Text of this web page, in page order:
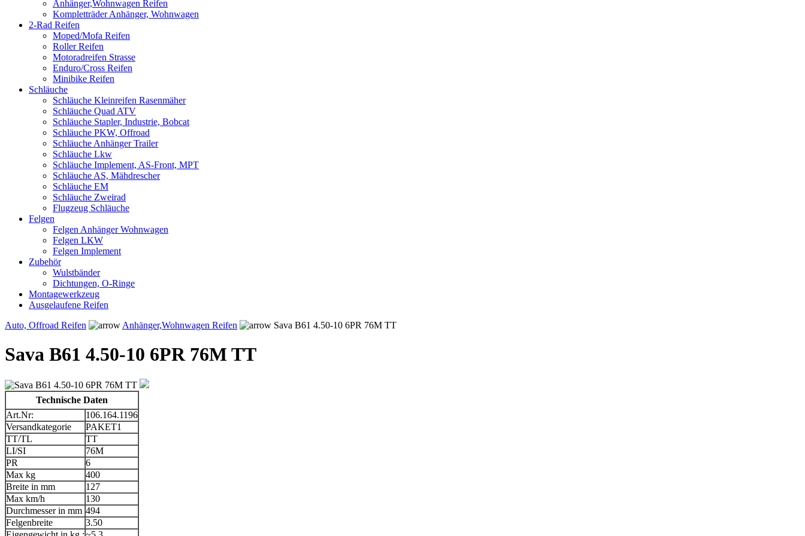
Anhänger,Wohnwagen Reifen
Kompletträder Anhänger, Wohnwagen
2-Rad Reifen
Moped/Mofa Reifen
Roller Reifen
Motoradreifen Strasse
Enduro/Cross Reifen
Minibike Reifen
Schläuche
Schläuche Kleinreifen Rasenmäher
Schläuche Quad ATV
Schläuche Stapler, Industrie, Bobcat
Schläuche PKW, Offroad
Schläuche Anhänger Trailer
Schläuche Lkw
Schläuche Implement, AS-Front, MPT
Schläuche AS, Mähdrescher
Schläuche EM
Schläuche Zweirad
Flugzeug Schläuche
Felgen
Felgen Anhänger Wohnwagen
Felgen LKW
Felgen Implement
Zubehör
Wulstbänder
Dichtungen, O-Ringe
Montagewerkzeug
Ausgelaufene Reifen
Auto, Offroad Reifen
Anhänger,Wohnwagen Reifen Sava B61 4.50-10 6PR 76M TT
Sava B61 4.50-10 6PR 76M TT
Technische Daten
Art.Nr:
106.164.1196
Versandkategorie
PAKET1
TT/TL
TT
LI/SI
76M
PR
6
Max kg
400
Breite in mm
127
Max km/h
130
Durchmesser in mm 494
Felgenbreite
3.50